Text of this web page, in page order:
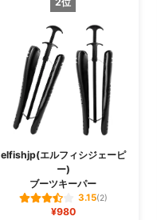
elfishjp(エルフィシジェーピ
ー)
ブーツキーパー
3.15(2)
¥980